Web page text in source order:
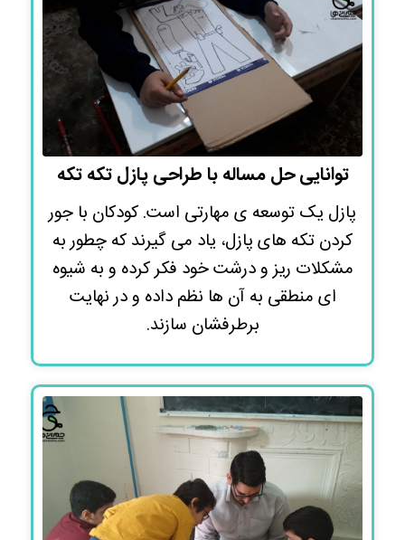
توانایی حل مساله با طراحی پازل تکه تکه
پازل یک توسعه ی مهارتی است. کودکان با جور
کردن تکه های پازل، یاد می گیرند که چطور به
مشکلات ریز و درشت خود فکر کرده و به شیوه
ای منطقی به آن ها نظم داده و در نهایت
برطرفشان سازند.